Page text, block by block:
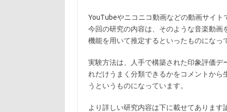
YouTubeやニコニコ動画などの動画サイ
今回の研究の内容は、そのような音楽動
機能を用いて推定するといったものになっ
実験方法は、人手で構築された印象評価
れだけうまく分類できるかをコメントか
うというものになっています。
より詳しい研究内容は下に載せてありま